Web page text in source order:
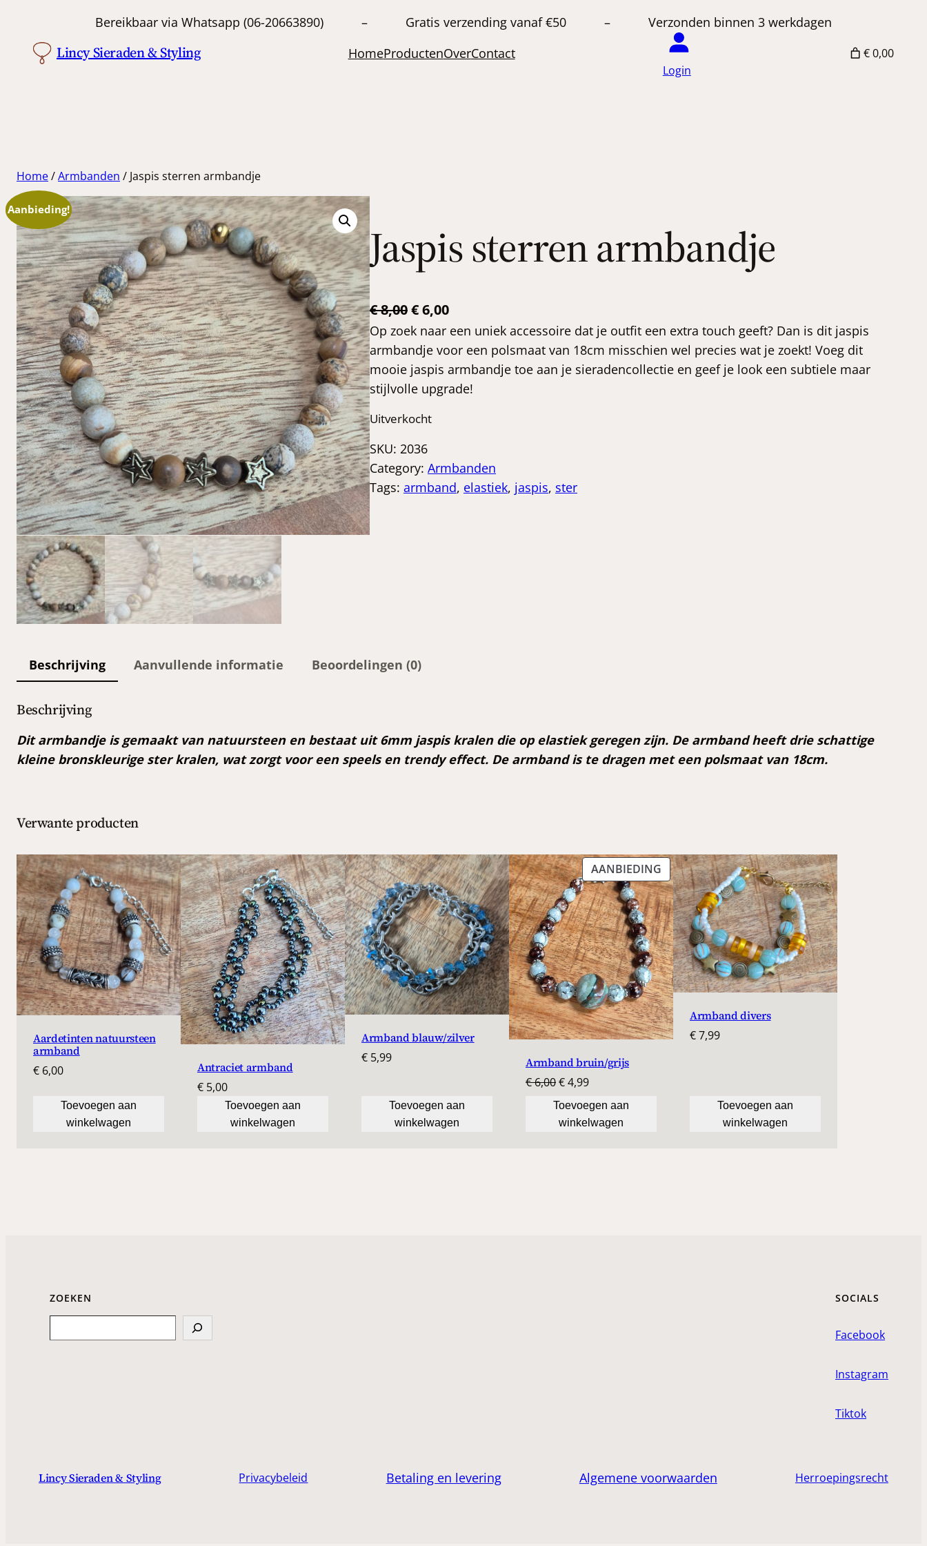
Bereikbaar via Whatsapp (06-20663890) – Gratis verzending vanaf €50 – Verzonden binnen 3 werkdagen
Lincy Sieraden & Styling HomeProductenOverContact
Login
€ 0,00
Home/Armbanden / Jaspis sterren armbandje
Aanbieding!
Jaspis sterren armbandje
€8,00O
o
r
s
p
r
o
n
k
r
w
8
,
0
0
.
€6,00H
u
i
d
i
p
r
0
Op zoek naar een uniek accessoire dat je outfit een extra touch geeft? Dan is dit jaspis
armbandje voor een polsmaat van 18cm misschien wel precies wat je zoekt! Voeg dit
mooie jaspis armbandje toe aan je sieradencollectie en geef je look een subtiele maar
stijlvolle upgrade!
Uitverkocht
SKU: 2036
Category: Armbanden
Tags: armband, elastiek, jaspis, ster
Beschrijving Aanvullende informatie Beoordelingen (0)
Beschrijving
Dit armbandje is gemaakt van natuursteen en bestaat uit 6mm jaspis kralen die op elastiek geregen zijn. De armband heeft drie schattige
kleine bronskleurige ster kralen, wat zorgt voor een speels en trendy effect. De armband is te dragen met een polsmaat van 18cm.
Verwante producten
Aardetinten natuursteen
armband
€ 6,00
Toevoegen aan
winkelwagen
Antraciet armband
€ 5,00
Toevoegen aan
winkelwagen
Armband blauw/zilver
€ 5,99
Toevoegen aan
winkelwagen
AANBIEDING PRODUCT
IN
DE
UITVERKOOP
Armband bruin/grijs
€6,00Oorspronkelijke
prijs
was:
€4,99Huidige
is:
€ 4,99.
Toevoegen aan
winkelwagen
Armband divers
€7,99
Toevoegen aan
winkelwagen
ZOEKEN SOCIALS
Facebook
Instagram
Tiktok
Lincy Sieraden & Styling Privacybeleid Betaling en levering Algemene voorwaarden Herroepingsrecht